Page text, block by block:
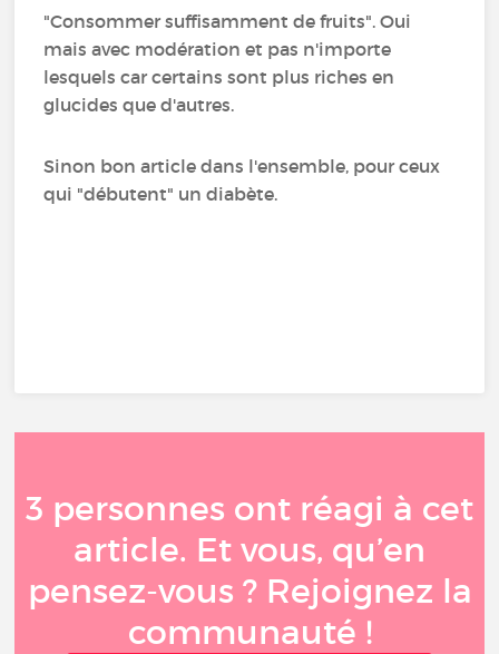
"Consommer suffisamment de fruits". Oui
mais avec modération et pas n'importe
lesquels car certains sont plus riches en
glucides que d'autres.
Sinon bon article dans l'ensemble, pour ceux
qui "débutent" un diabète.
3 personnes ont réagi à cet
article. Et vous, qu’en
pensez-vous ? Rejoignez la
communauté !